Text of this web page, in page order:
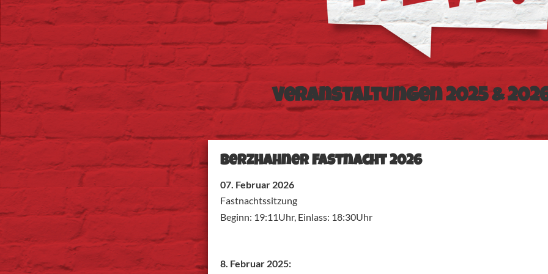
Veranstaltungen 2025 &
Berzhahner Fastnacht 2026
07. Februar 2026
Fastnachtssitzung
Beginn: 19:11Uhr, Einlass: 18:30Uhr
8. Februar 2025: